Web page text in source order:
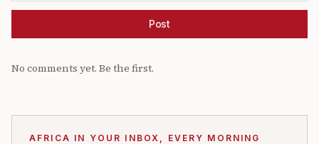
Post
No comments yet. Be the first.
AFRICA IN YOUR INBOX, EVERY MORNING